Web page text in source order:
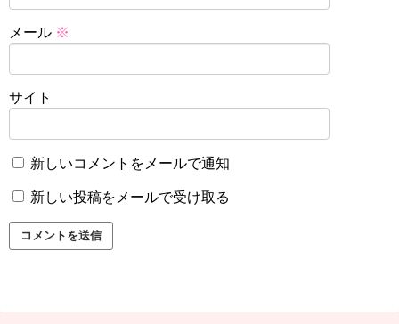
メール ※
サイト
新しいコメントをメールで通知
新しい投稿をメールで受け取る